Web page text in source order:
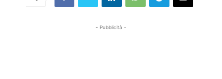
- Pubblicità -